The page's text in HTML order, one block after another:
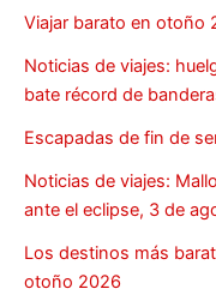
Viajar barato en otoño
Noticias de viajes:
bate récord de
Escapadas de fin de
Noticias de viajes:
ante el eclipse, 3 de
Los destinos más
otoño 2026